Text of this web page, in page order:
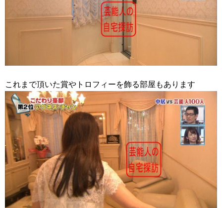
これまで頂いた賞やトロフィーを飾る部屋もあります